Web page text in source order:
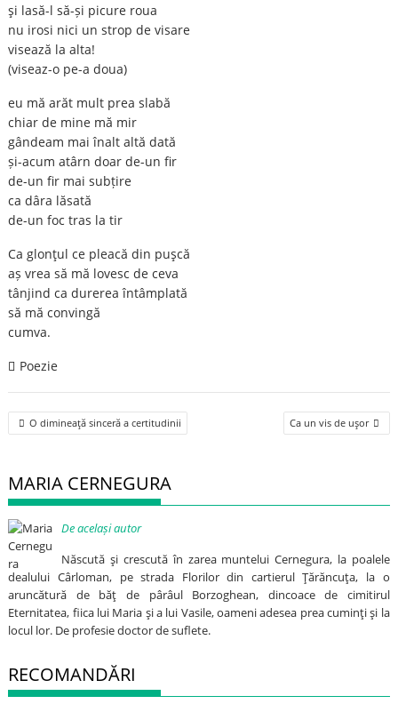
şi lasă-l să-și picure roua
nu irosi nici un strop de visare
visează la alta!
(viseaz-o pe-a doua)
eu mă arăt mult prea slabă
chiar de mine mă mir
gândeam mai înalt altă dată
și-acum atârn doar de-un fir
de-un fir mai subțire
ca dâra lăsată
de-un foc tras la tir
Ca glonţul ce pleacă din puşcă
aș vrea să mă lovesc de ceva
tânjind ca durerea întâmplată
să mă convingă
cumva.
Poezie
Post
navigation
O dimineaţă sinceră a certitudinii Ca un vis de uşor
MARIA CERNEGURA
De același autor
Născută şi crescută în zarea muntelui Cernegura, la poalele
dealului Cârloman, pe strada Florilor din cartierul Ţărăncuţa, la o
aruncătură de băţ de pârâul Borzoghean, dincoace de cimitirul
Eternitatea, fiica lui Maria şi a lui Vasile, oameni adesea prea cuminţi şi la
locul lor. De profesie doctor de suflete.
RECOMANDĂRI